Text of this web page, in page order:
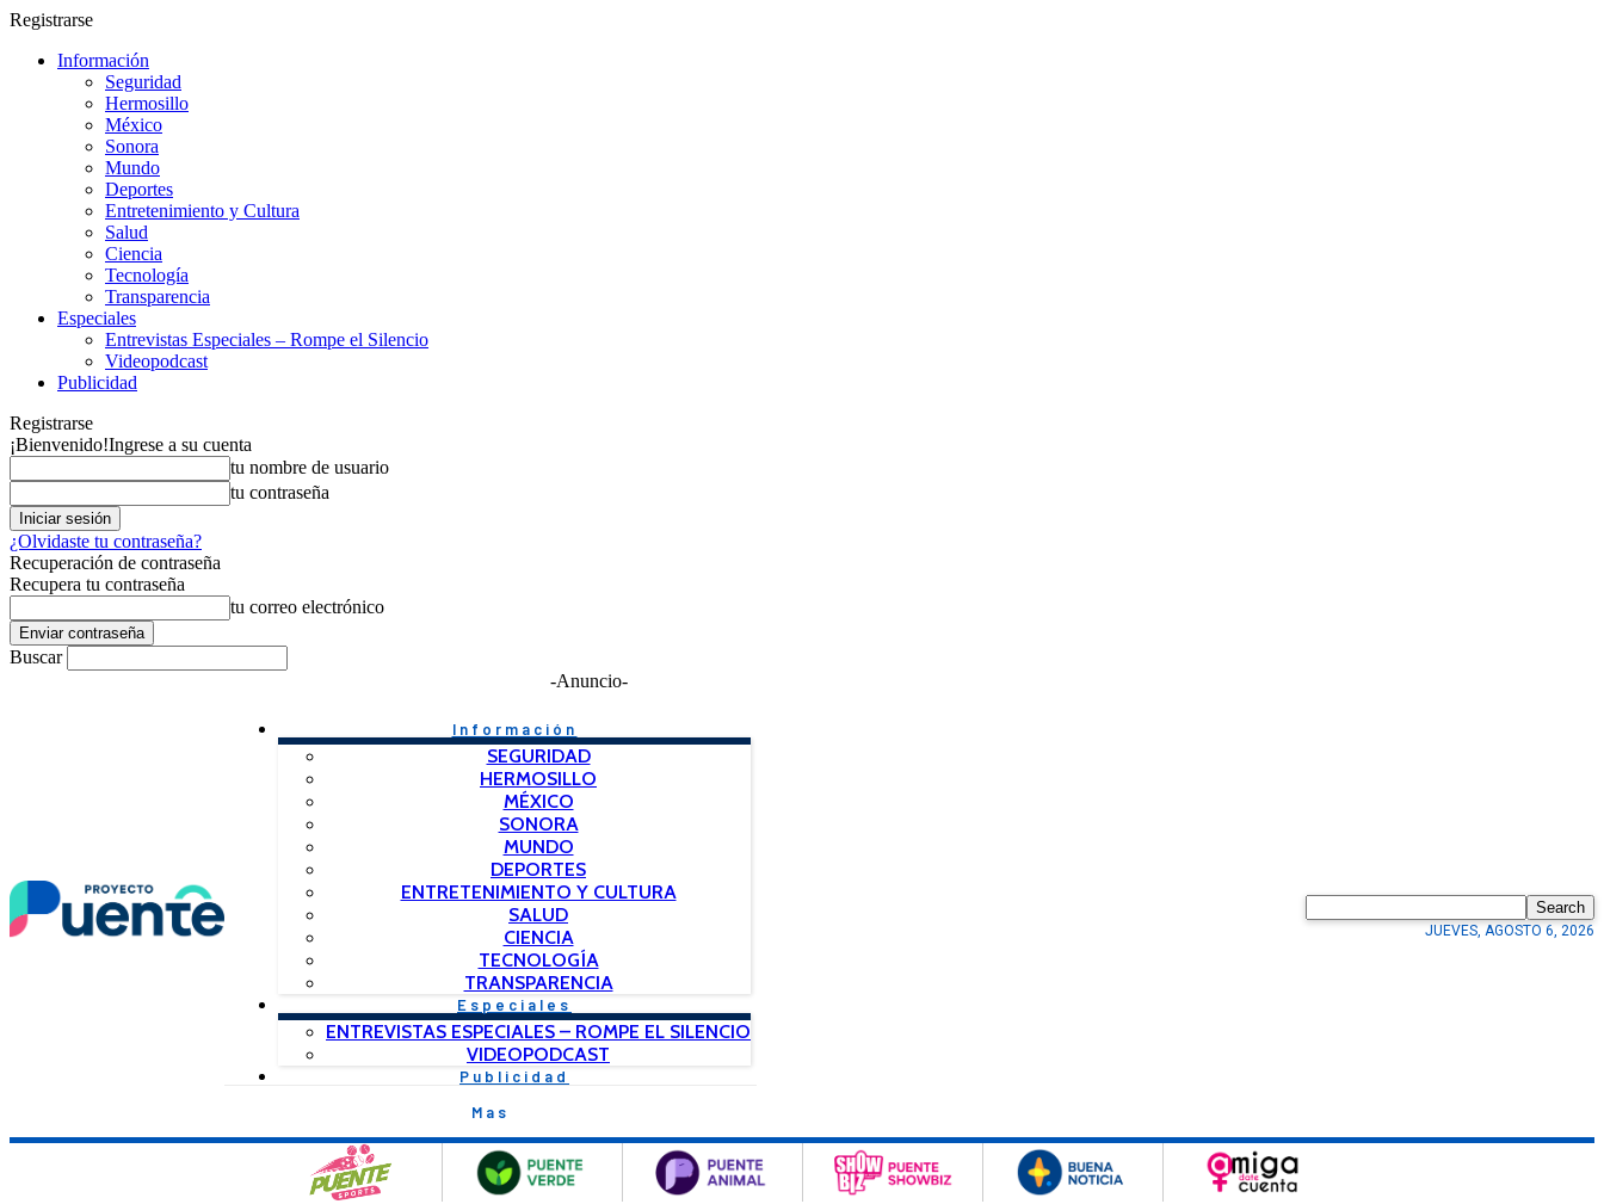
Registrarse
Información
Seguridad
Hermosillo
México
Sonora
Mundo
Deportes
Entretenimiento y Cultura
Salud
Ciencia
Tecnología
Transparencia
Especiales
Entrevistas Especiales – Rompe el Silencio
Videopodcast
Publicidad
Registrarse
¡Bienvenido!Ingrese a su cuenta
tu nombre de usuario
tu contraseña
¿Olvidaste tu contraseña?
Recuperación de contraseña
Recupera tu contraseña
tu correo electrónico
Buscar
-Anuncio-
Información
SEGURIDAD
HERMOSILLO
MÉXICO
SONORA
MUNDO
DEPORTES
ENTRETENIMIENTO Y CULTURA
SALUD
CIENCIA
TECNOLOGÍA
TRANSPARENCIA
Especiales
ENTREVISTAS ESPECIALES – ROMPE EL SILENCIO
VIDEOPODCAST
Publicidad
Mas
Search
JUEVES, AGOSTO 6, 2026